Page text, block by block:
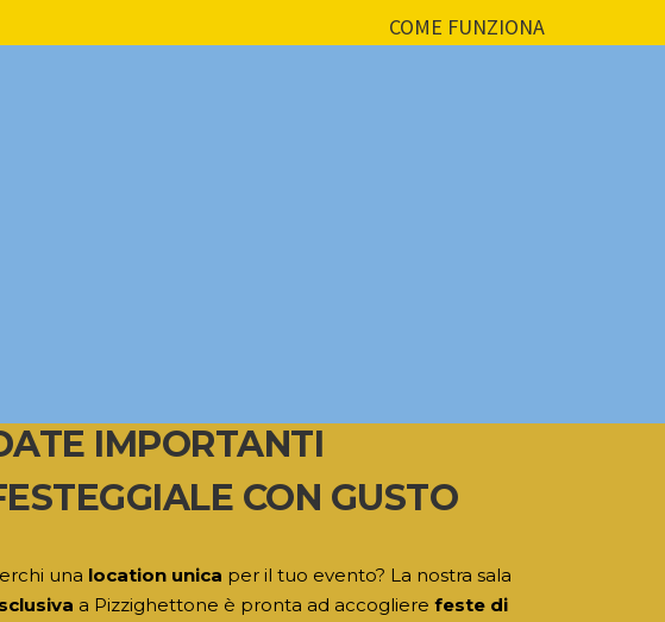
COME FUNZIONA
IMPORTANTI
CON GUSTO
una location unica per il tuo evento? La nostra sala
a Pizzighettone è pronta ad accogliere feste di